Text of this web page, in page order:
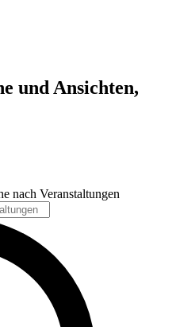
und Ansichten,
nach Veranstaltungen